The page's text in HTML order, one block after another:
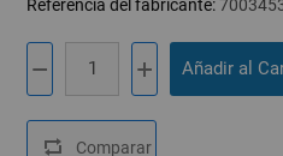
Referencia del fabricante: